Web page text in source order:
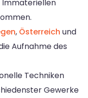
Immateriellen
, Österreich und
Aufnahme des
Techniken
Gewerke